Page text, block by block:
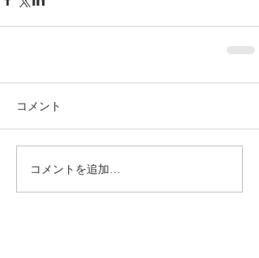
コメント
コメントを追加…